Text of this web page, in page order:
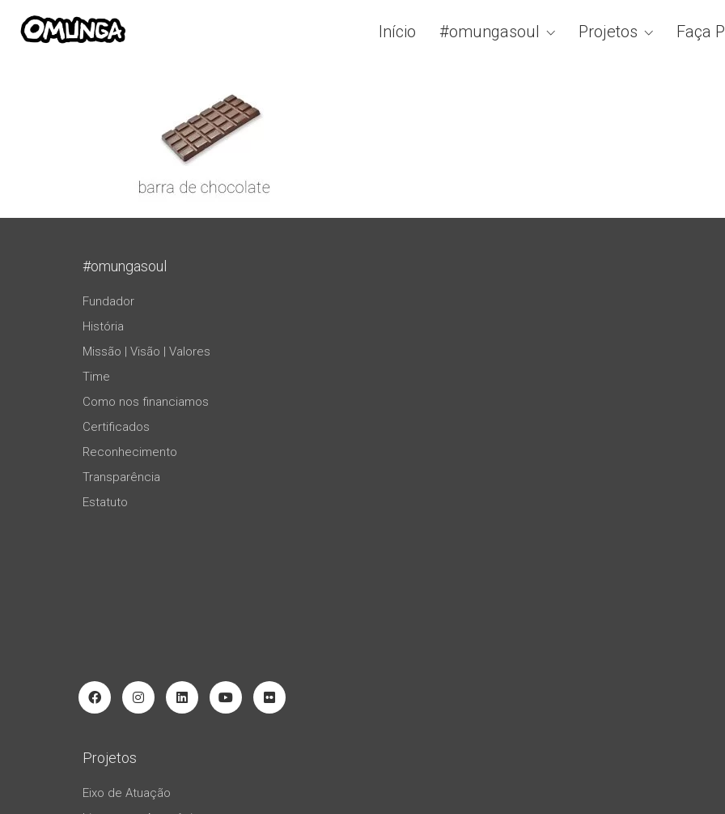
Início #omungasoul Projetos Faça
#omungasoul
Fundador
História
Missão | Visão | Valores
Time
Como nos financiamos
Certificados
Reconhecimento
Transparência
Estatuto
Projetos
Eixo de Atuação